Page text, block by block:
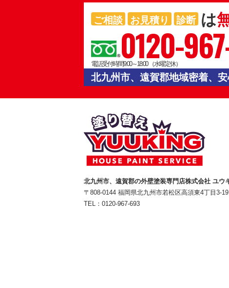
ご相談 お見積り 診断 は
0120-
電話受付時間9:00～18:00 （水曜定休）
北九州市、遠賀郡地域密着、
北九州市、遠賀郡の外壁塗装専門店株式会社 ユウ
〒808-0144 福岡県北九州市若松区高須東4丁目3-19
TEL： 0120-967-693